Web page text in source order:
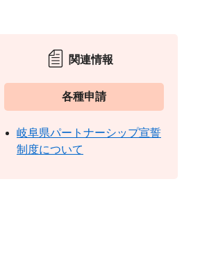
関連情報
各種申請
岐阜県パートナーシップ宣誓
制度について